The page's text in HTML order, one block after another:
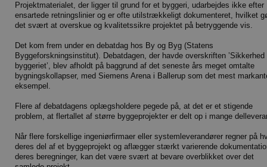
Projektmaterialet, der ligger til grund for et byggeri, udarbejdes ikke efter
ensartede retningslinier og er ofte utilstrækkeligt dokumenteret, hvilket
det svært at overskue og kvalitetssikre projektet på betryggende vis.
Det kom frem under en debatdag hos By og Byg (Statens
Byggeforskningsinstitut). Debatdagen, der havde overskriften ’Sikkerhed
byggeriet’, blev afholdt på baggrund af det seneste års meget omtalte
bygningskollapser, med Siemens Arena i Ballerup som det mest
eksempel.
Flere af debatdagens oplægsholdere pegede på, at det er et stigende
problem, at flertallet af større byggeprojekter er delt op i mange
Når flere forskellige ingeniørfirmaer eller systemleverandører regner på
deres del af et byggeprojekt og aflægger stærkt varierende
deres beregninger, kan det være svært at bevare overblikket over det